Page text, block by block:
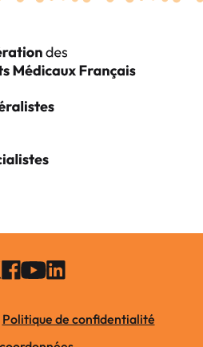
Politique de confidentialité